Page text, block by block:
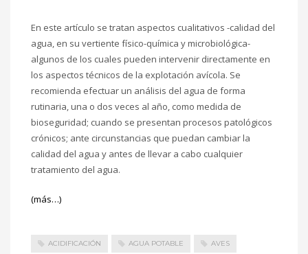
En este artículo se tratan aspectos cualitativos -calidad del
agua, en su vertiente físico-química y microbiológica-
algunos de los cuales pueden intervenir directamente en
los aspectos técnicos de la explotación avícola. Se
recomienda efectuar un análisis del agua de forma
rutinaria, una o dos veces al año, como medida de
bioseguridad; cuando se presentan procesos patológicos
crónicos; ante circunstancias que puedan cambiar la
calidad del agua y antes de llevar a cabo cualquier
tratamiento del agua.
(más…)
ACIDIFICACIÓN AGUA POTABLE AVES